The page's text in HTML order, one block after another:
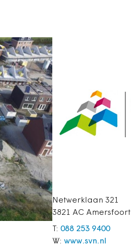
Netwerklaan 321
3821 AC Amersfoort
T: 088 253 9400
W: www.svn.nl